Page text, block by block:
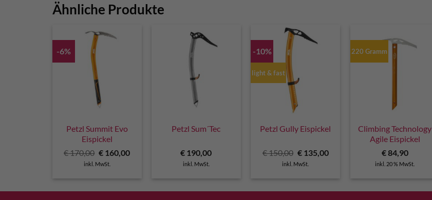
Ähnliche Produkte
-6%
Petzl Summit Evo
Eispickel
€170,00 Ursprünglicher
Preis
war:
€ 160,00Aktueller
inkl. MwSt.
Petzl Sum´Tec
€ 190,00
inkl. MwSt.
-10%
light & fast
Petzl Gully Eispickel
€150,00 Ursprünglicher
Preis
war:
€135,00Aktueller
inkl. MwSt.
220 Gramm
Climbing Technology
Agile Eispickel
€84,90
inkl. 20 % MwSt.